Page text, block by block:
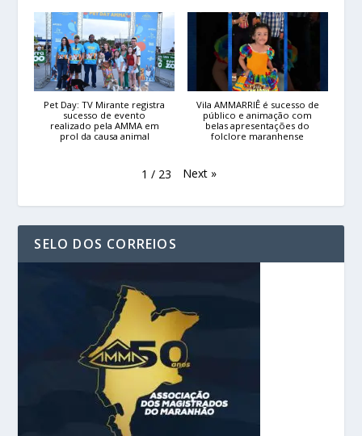
Pet Day: TV Mirante registra
sucesso de evento
realizado pela AMMA em
prol da causa animal
Vila AMMARRIÊ é sucesso de
público e animação com
belas apresentações do
folclore maranhense
1 / 23 Next »
SELO DOS CORREIOS